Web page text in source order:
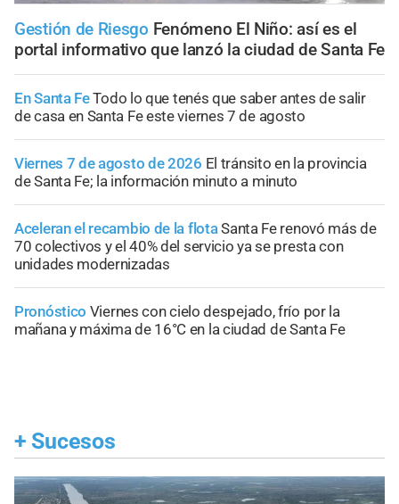
Gestión de Riesgo Fenómeno El Niño: así es el
portal informativo que lanzó la ciudad de Santa Fe
En Santa FeTodo lo que tenés que saber antes de salir
de casa en Santa Fe este viernes 7 de agosto
Viernes 7 de agosto de 2026 El tránsito en la provincia
de Santa Fe; la información minuto a minuto
Aceleran el recambio de la flotaSanta Fe renovó más de
70 colectivos y el 40% del servicio ya se presta con
unidades modernizadas
Pronóstico Viernes con cielo despejado, frío por la
mañana y máxima de 16°C en la ciudad de Santa Fe
+ Sucesos